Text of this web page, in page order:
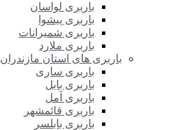
باربری لواسان
باربری پیشوا
باربری شمیرانات
باربری ملارد
باربری های استان مازندران
باربری ساری
باربری بابل
باربری آمل
باربری قائمشهر
باربری بابلسر